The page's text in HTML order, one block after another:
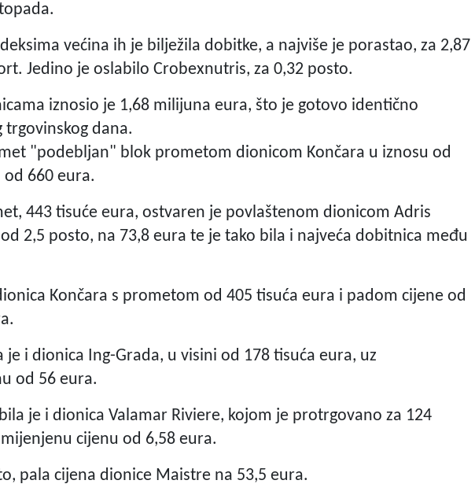
većina ih je bilježila dobitke, a najviše je porastao, za 2,87
Jedino je oslabilo Crobexnutris, za 0,32 posto.
iznosio je 1,68 milijuna eura, što je gotovo identično
dana.
"podebljan" blok prometom dionicom Končara u iznosu od
660 eura.
443 tisuće eura, ostvaren je povlaštenom dionicom Adris
2,5 posto, na 73,8 eura te je tako bila i najveća dobitnica među
Končara s prometom od 405 tisuća eura i padom cijene od
i dionica Ing-Grada, u visini od 178 tisuća eura, uz
od 56 eura.
je i dionica Valamar Riviere, kojom je protrgovano za 124
cijenu od 6,58 eura.
pala cijena dionice Maistre na 53,5 eura.